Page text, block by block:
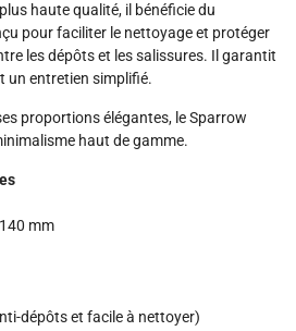
haute qualité, il bénéficie du
pour faciliter le nettoyage et protéger
les dépôts et les salissures. Il garantit
un entretien simplifié.
proportions élégantes, le Sparrow
haut de gamme.
mm
dépôts et facile à nettoyer)